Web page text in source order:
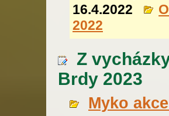
16.4.2022
2022
Z
Brdy 2023
Myko